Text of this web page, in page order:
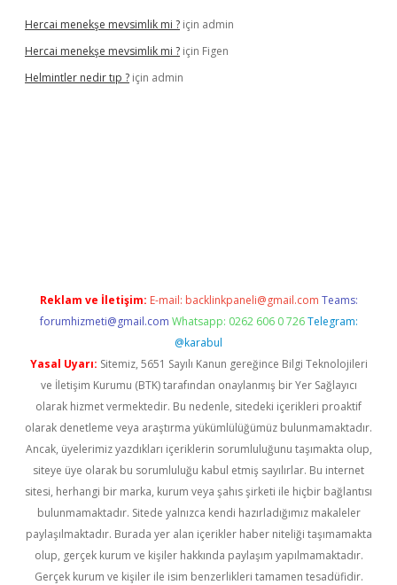
Hercai menekşe mevsimlik mi ? için admin
Hercai menekşe mevsimlik mi ? için Figen
Helmintler nedir tıp ? için admin
Reklam ve İletişim: E-mail: backlinkpaneli@gmail.com Teams:
forumhizmeti@gmail.com Whatsapp: 0262 606 0 726 Telegram:
@karabul
Yasal Uyarı: Sitemiz, 5651 Sayılı Kanun gereğince Bilgi Teknolojileri
ve İletişim Kurumu (BTK) tarafından onaylanmış bir Yer Sağlayıcı
olarak hizmet vermektedir. Bu nedenle, sitedeki içerikleri proaktif
olarak denetleme veya araştırma yükümlülüğümüz bulunmamaktadır.
Ancak, üyelerimiz yazdıkları içeriklerin sorumluluğunu taşımakta olup,
siteye üye olarak bu sorumluluğu kabul etmiş sayılırlar. Bu internet
sitesi, herhangi bir marka, kurum veya şahıs şirketi ile hiçbir bağlantısı
bulunmamaktadır. Sitede yalnızca kendi hazırladığımız makaleler
paylaşılmaktadır. Burada yer alan içerikler haber niteliği taşımamakta
olup, gerçek kurum ve kişiler hakkında paylaşım yapılmamaktadır.
Gerçek kurum ve kişiler ile isim benzerlikleri tamamen tesadüfidir.